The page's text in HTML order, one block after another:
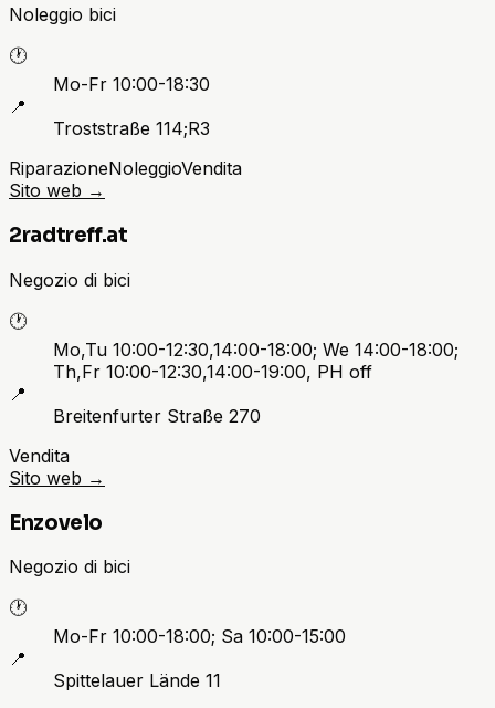
Noleggio bici
🕐
Mo-Fr 10:00-18:30
📍
Troststraße 114;R3
RiparazioneNoleggioVendita
Sito web →
2radtreff.at
Negozio di bici
🕐
Mo,Tu 10:00-12:30,14:00-18:00; We 14:00-18:00;
Th,Fr 10:00-12:30,14:00-19:00, PH off
📍
Breitenfurter Straße 270
Vendita
Sito web →
Enzovelo
Negozio di bici
🕐
Mo-Fr 10:00-18:00; Sa 10:00-15:00
📍
Spittelauer Lände 11